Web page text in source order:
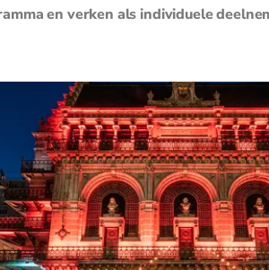
en verken als individuele